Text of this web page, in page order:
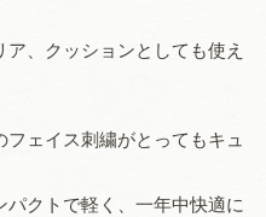
、クッションとしても使え
ェイス刺繍がとってもキュ
クトで軽く、一年中快適に